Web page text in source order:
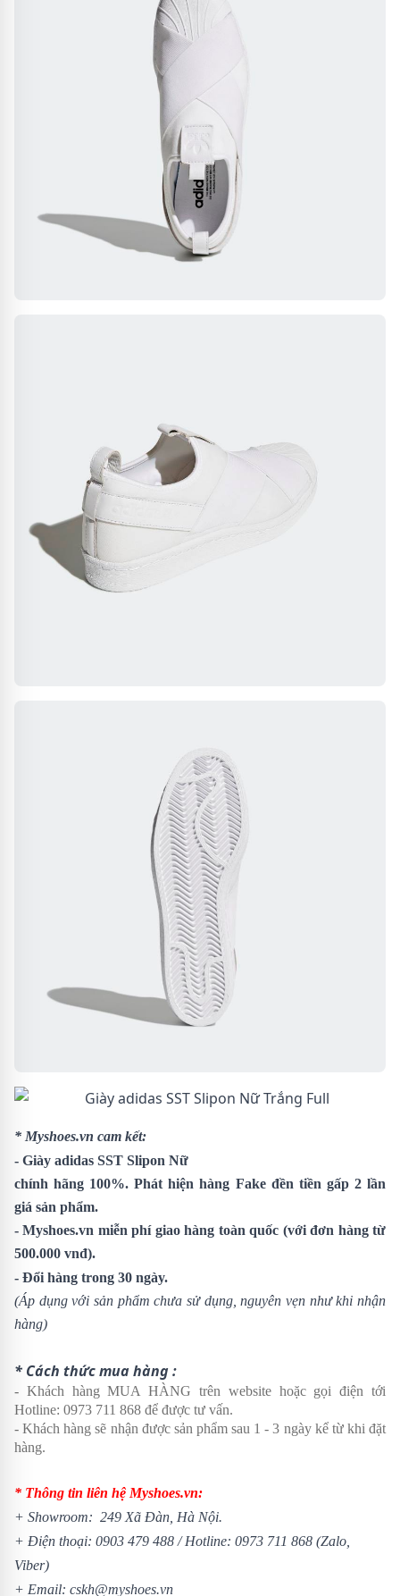
* Myshoes.vn cam kết:
- Giày adidas SST Slipon Nữ
chính hãng 100%. Phát hiện hàng Fake đền tiền gấp 2 lần
giá sản phẩm.
- Myshoes.vn miễn phí giao hàng toàn quốc (với đơn hàng từ
500.000 vnđ).
- Đổi hàng trong 30 ngày.
(Áp dụng với sản phẩm chưa sử dụng, nguyên vẹn như khi nhận
hàng)
* Cách thức mua hàng :
- Khách hàng MUA HÀNG trên website hoặc gọi điện tới
Hotline: 0973 711 868 để được tư vấn.
- Khách hàng sẽ nhận được sản phẩm sau 1 - 3 ngày kể từ khi đặt
hàng.
* Thông tin liên hệ Myshoes.vn:
+ Showroom: 249 Xã Đàn, Hà Nội.
+ Điện thoại: 0903 479 488 / Hotline: 0973 711 868 (Zalo,
Viber)
+ Email: cskh@myshoes.vn